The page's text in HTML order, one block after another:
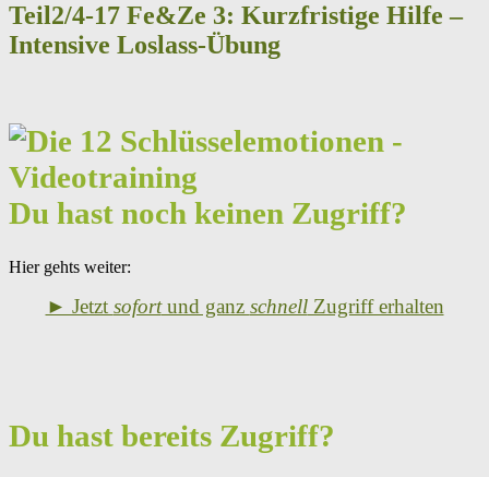
Teil2/4-17 Fe&Ze 3: Kurzfristige Hilfe –
Intensive Loslass-Übung
Du hast noch keinen Zugriff?
Hier gehts weiter:
► Jetzt sofortund ganz schnellZugriff erhalten
Du hast bereits Zugriff?